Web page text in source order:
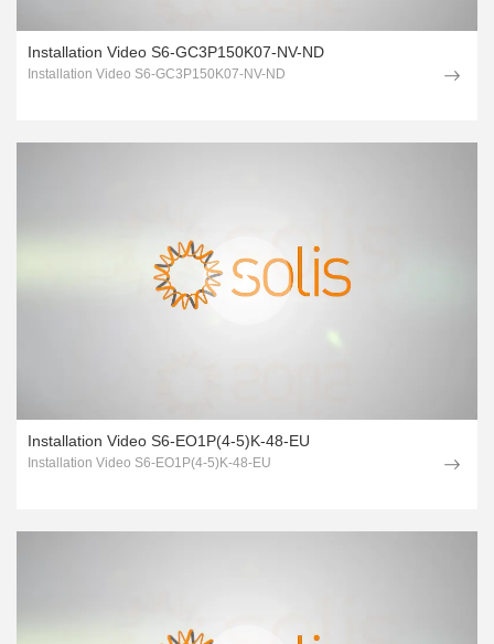
Installation Video S6-GC3P150K07-NV-ND
Installation Video S6-GC3P150K07-NV-ND
Installation Video S6-EO1P(4-5)K-48-EU
Installation Video S6-EO1P(4-5)K-48-EU